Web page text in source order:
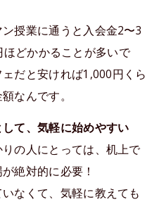
授業に通うと入会金2〜3
どかかることが多いで
だと安ければ1,000円くら
なんです。
て、気軽に始めやすい
の人にとっては、机上で
絶対的に必要！
なくて、気軽に教えても